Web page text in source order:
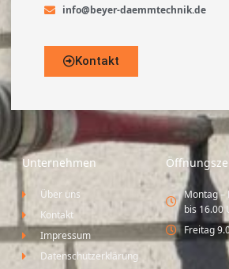
info@beyer-daemmtechnik.de
Kontakt
Unternehmen
Über uns
Kontakt
Impressum
Datenschutzerklärung
Montag –
bis 16.00
Freitag